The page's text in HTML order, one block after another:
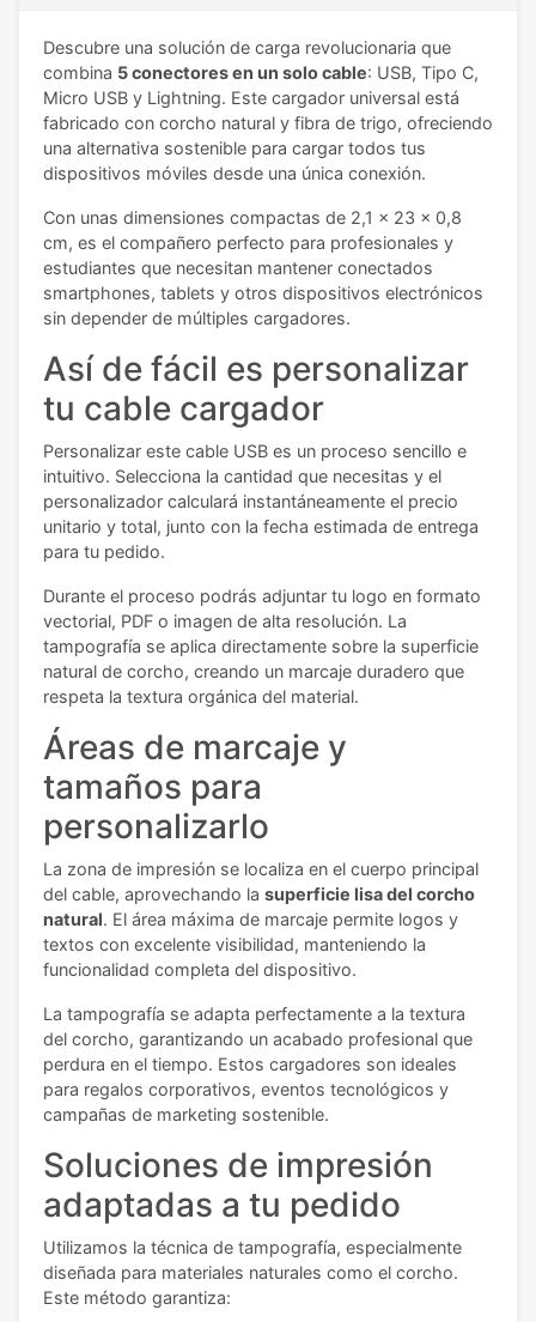
Descubre una solución de carga revolucionaria que
combina 5 conectores en un solo cable: USB, Tipo C,
Micro USB y Lightning. Este cargador universal está
fabricado con corcho natural y fibra de trigo, ofreciendo
una alternativa sostenible para cargar todos tus
dispositivos móviles desde una única conexión.
Con unas dimensiones compactas de 2,1 x 23 x 0,8
cm, es el compañero perfecto para profesionales y
estudiantes que necesitan mantener conectados
smartphones, tablets y otros dispositivos electrónicos
sin depender de múltiples cargadores.
Así de fácil es personalizar
tu cable cargador
Personalizar este cable USB es un proceso sencillo e
intuitivo. Selecciona la cantidad que necesitas y el
personalizador calculará instantáneamente el precio
unitario y total, junto con la fecha estimada de entrega
para tu pedido.
Durante el proceso podrás adjuntar tu logo en formato
vectorial, PDF o imagen de alta resolución. La
tampografía se aplica directamente sobre la superficie
natural de corcho, creando un marcaje duradero que
respeta la textura orgánica del material.
Áreas de marcaje y
tamaños para
personalizarlo
La zona de impresión se localiza en el cuerpo principal
del cable, aprovechando la superficie lisa del corcho
natural. El área máxima de marcaje permite logos y
textos con excelente visibilidad, manteniendo la
funcionalidad completa del dispositivo.
La tampografía se adapta perfectamente a la textura
del corcho, garantizando un acabado profesional que
perdura en el tiempo. Estos cargadores son ideales
para regalos corporativos, eventos tecnológicos y
campañas de marketing sostenible.
Soluciones de impresión
adaptadas a tu pedido
Utilizamos la técnica de tampografía, especialmente
diseñada para materiales naturales como el corcho.
Este método garantiza: